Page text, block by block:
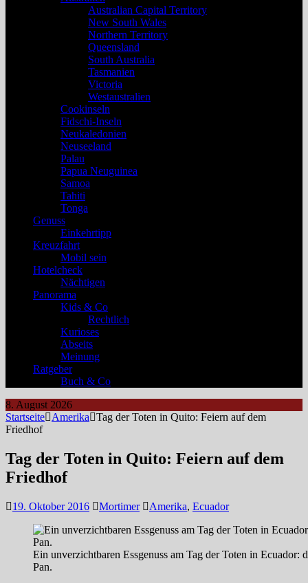
Australian Capital Territory
New South Wales
Northern Territory
Queensland
South Australia
Tasmanien
Victoria
Westaustralien
Cookinseln
Fidschi-Inseln
Neukaledonien
Neuseeland
Palau
Papua Neuguinea
Samoa
Tahiti
Tonga
Genuss
Einkehrtipp
Kreuzfahrt
Mobil sein
Hotelcheck
Nächtigen
Panorama
Kids & Co
Rechtlich
Kurioses
Abseits
Meinung
Ratgeber
Buch & Co
8. August 2026
Startseite
Amerika
Tag der Toten in Quito: Feiern auf dem
Friedhof
Tag der Toten in Quito: Feiern auf dem
Friedhof
19. Oktober 2016 Mortimer Amerika, Ecuador
Ein unverzichtbaren Essgenuss am Tag der Toten in Ecuador:
Pan.